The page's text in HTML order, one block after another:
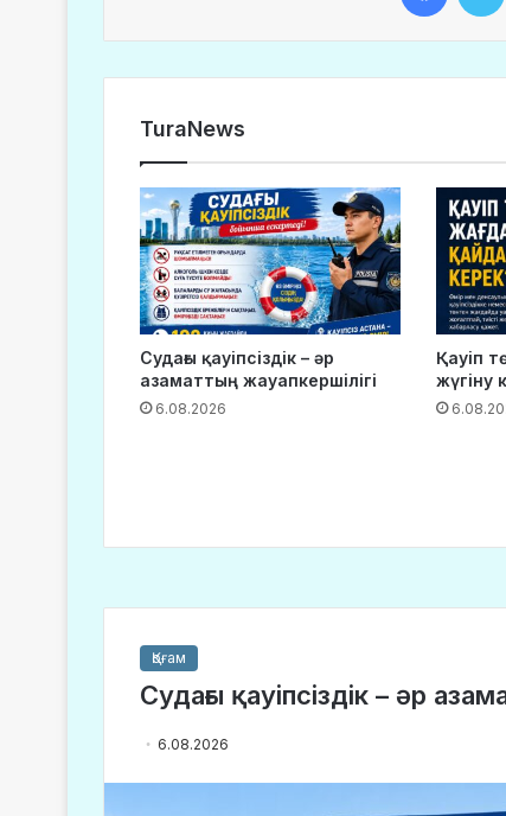
TuraNews
Судағы қауіпсіздік – әр
азаматтың жауапкершілігі
6.08.2026
Қауіп
жүгіну